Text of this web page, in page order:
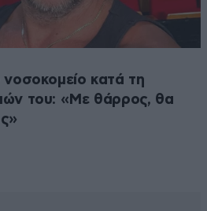
νοσοκομείο κατά τη
του: «Με θάρρος, θα